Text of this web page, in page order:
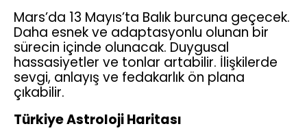
Mars’da 13 Mayıs’ta Balık burcuna geçecek.
Daha esnek ve adaptasyonlu olunan bir
sürecin içinde olunacak. Duygusal
hassasiyetler ve tonlar artabilir. İlişkilerde
sevgi, anlayış ve fedakarlık ön plana
çıkabilir.
Türkiye Astroloji Haritası